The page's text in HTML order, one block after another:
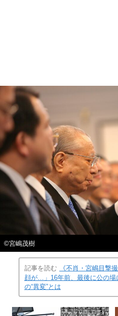
©宮嶋茂樹
記事を読む
《不肖・宮嶋目撃
顔が…」16年前、最後に公の場
の“異変”とは